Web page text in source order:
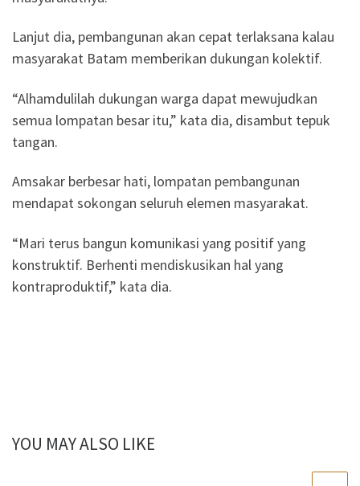
Lanjut dia, pembangunan akan cepat terlaksana kalau
masyarakat Batam memberikan dukungan kolektif.
“Alhamdulilah dukungan warga dapat mewujudkan
semua lompatan besar itu,” kata dia, disambut tepuk
tangan.
Amsakar berbesar hati, lompatan pembangunan
mendapat sokongan seluruh elemen masyarakat.
“Mari terus bangun komunikasi yang positif yang
konstruktif. Berhenti mendiskusikan hal yang
kontraproduktif,” kata dia.
YOU MAY ALSO LIKE